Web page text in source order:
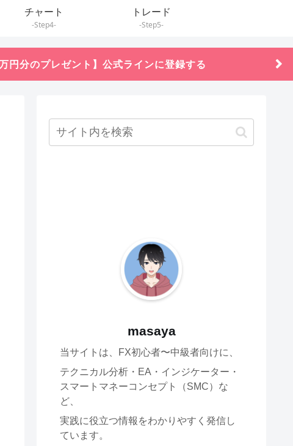
チャート
-Step4-
トレード
-Step5-
万円分のプレゼント】公式ラインに登録する
masaya
当サイトは、FX初心者〜中級者向けに、
テクニカル分析・EA・インジケーター・
スマートマネーコンセプト（SMC）な
ど、
実践に役立つ情報をわかりやすく発信し
ています。